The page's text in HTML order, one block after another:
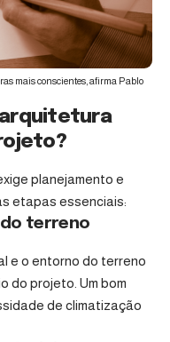
mais conscientes, afirma Pablo
planejamento e
etapas essenciais:
terreno
e o entorno do terreno
do projeto. Um bom
de climatização